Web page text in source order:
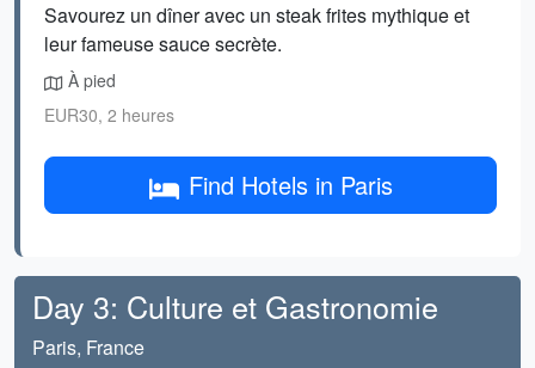
Savourez un dîner avec un steak frites mythique et
leur fameuse sauce secrète.
À pied
EUR30, 2 heures
Find Hotels in Paris
Day 3: Culture et Gastronomie
Paris, France